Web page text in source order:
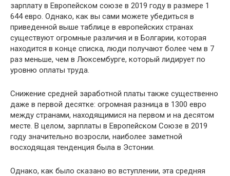
зарплату в Европейском союзе в 2019 году в размере 1
644 евро. Однако, как вы сами можете убедиться в
приведенной выше таблице в европейских странах
существуют огромные различия и в Болгарии, которая
находится в конце списка, люди получают более чем в 7
раз меньше, чем в Люксембурге, который лидирует по
уровню оплаты труда.
Снижение средней заработной платы также существенно
даже в первой десятке: огромная разница в 1300 евро
между странами, находящимися на первом и на десятом
месте. В целом, зарплаты в Европейском Союзе в 2019
году значительно возросли, наиболее заметной
восходящая тенденция была в Эстонии.
Однако, как было сказано во вступлении, эта средняя